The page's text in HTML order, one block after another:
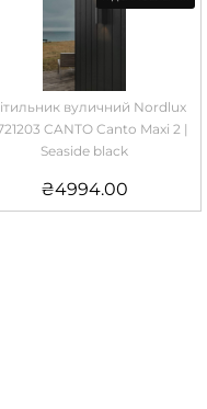
вуличний Nordlux
CANTO Canto Maxi 2 |
Seaside black
₴4994.00